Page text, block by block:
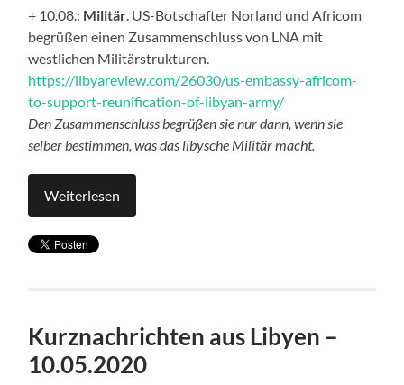
+ 10.08.: Militär . US-Botschafter Norland und Africom
begrüßen einen Zusammenschluss von LNA mit
westlichen Militärstrukturen.
https://libyareview.com/26030/us-embassy-africom-
to-support-reunification-of-libyan-army/
Den Zusammenschluss begrüßen sie nur dann, wenn sie
selber bestimmen, was das libysche Militär macht.
Weiterlesen
Kurznachrichten aus Libyen –
10.05.2020